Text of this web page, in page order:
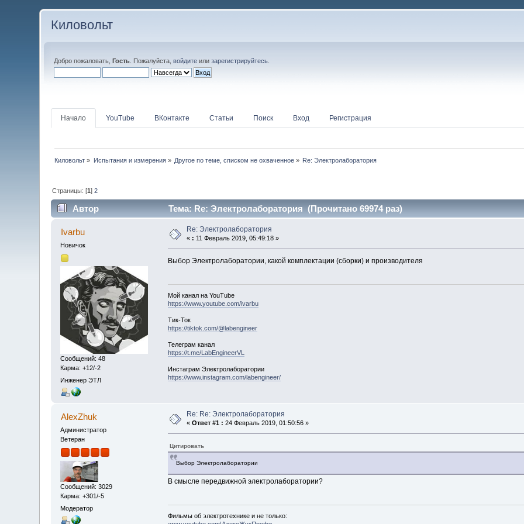
Киловольт
Добро пожаловать,Гость . Пожалуйста,войдите илизарегистрируйтесь
Начало YouTube ВКонтакте Статьи Поиск Вход Регистрация
Киловольт » Испытания и измерения» Другое по теме, списком не охваченное » Re: Электролаборатория
Страницы: [1]2
Автор Тема: Re: Электролаборатория (Прочитано 69974 раз)
Ivarbu
Новичок
Сообщений: 48
Карма: +12/-2
Инженер ЭТЛ
Re: Электролаборатория
« : 11 Февраль 2019, 05:49:18 »
Выбор Электролаборатории, какой комплектации (сборки) и производителя
Мой канал на YouTube
https://www.youtube.com/ivarbu
Тик-Ток
https://tiktok.com/@labengineer
Телеграм канал
https://t.me/LabEngineerVL
Инстаграм Электролаборатории
https://www.instagram.com/labengineer/
AlexZhuk
Администратор
Ветеран
Сообщений: 3029
Карма: +301/-5
Модератор
Re: Re: Электролаборатория
«Ответ #1 : 24 Февраль 2019, 01:50:56 »
Цитировать
Выбор Электролаборатории
В смысле передвижной электролаборатории?
Фильмы об электротехнике и не только: